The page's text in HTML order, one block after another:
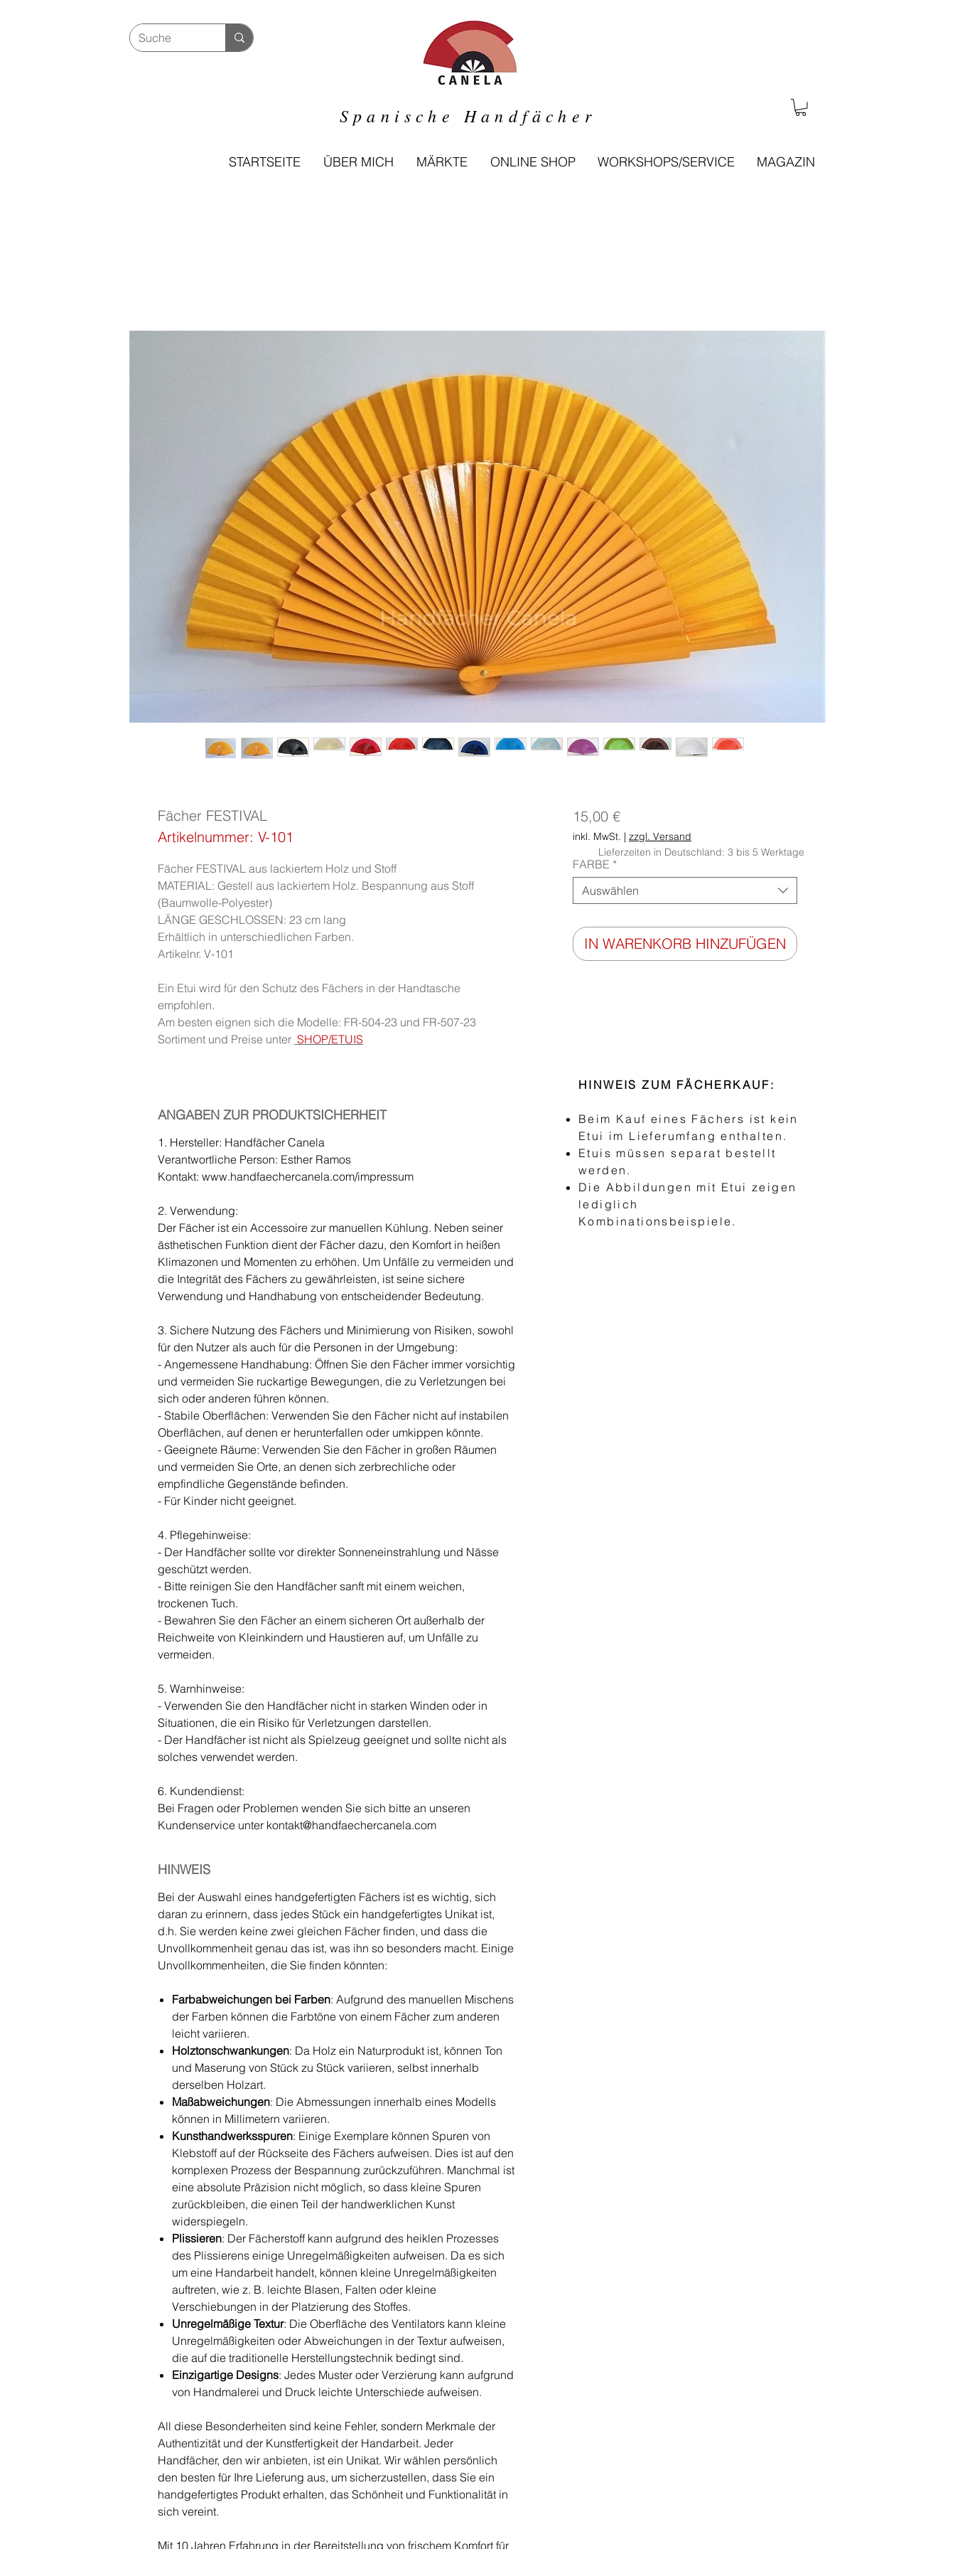
Spanische Handfächer
STARTSEITE ÜBER MICH MÄRKTE ONLINE SHOP WORKSHOPS/SERVICE MAGAZIN
Fächer FESTIVAL
Artikelnummer: V-101
Fächer FESTIVAL aus lackiertem Holz und Stoff
MATERIAL: Gestell aus lackiertem Holz. Bespannung aus Stoff
(Baumwolle-Polyester)
LÄNGE GESCHLOSSEN: 23 cm lang
Erhältlich in unterschiedlichen Farben.
Artikelnr. V-101
Ein Etui wird für den Schutz des Fächers in der Handtasche
empfohlen.
Am besten eignen sich die Modelle: FR-504-23 und FR-507-23
Sortiment und Preise unter SHOP/ETUIS
ANGABEN ZUR PRODUKTSICHERHEIT
1. Hersteller: Handfächer Canela
Verantwortliche Person: Esther Ramos
Kontakt: www.handfaechercanela.com/impressum
2. Verwendung:
Der Fächer ist ein Accessoire zur manuellen Kühlung. Neben seiner
ästhetischen Funktion dient der Fächer dazu, den Komfort in heißen
Klimazonen und Momenten zu erhöhen. Um Unfälle zu vermeiden und
die Integrität des Fächers zu gewährleisten, ist seine sichere
Verwendung und Handhabung von entscheidender Bedeutung.
3. Sichere Nutzung des Fächers und Minimierung von Risiken, sowohl
für den Nutzer als auch für die Personen in der Umgebung:
- Angemessene Handhabung: Öffnen Sie den Fächer immer vorsichtig
und vermeiden Sie ruckartige Bewegungen, die zu Verletzungen bei
sich oder anderen führen können.
- Stabile Oberflächen: Verwenden Sie den Fächer nicht auf instabilen
Oberflächen, auf denen er herunterfallen oder umkippen könnte.
- Geeignete Räume: Verwenden Sie den Fächer in großen Räumen
und vermeiden Sie Orte, an denen sich zerbrechliche oder
empfindliche Gegenstände befinden.
- Für Kinder nicht geeignet.
4. Pflegehinweise:
- Der Handfächer sollte vor direkter Sonneneinstrahlung und Nässe
geschützt werden.
- Bitte reinigen Sie den Handfächer sanft mit einem weichen,
trockenen Tuch.
- Bewahren Sie den Fächer an einem sicheren Ort außerhalb der
Reichweite von Kleinkindern und Haustieren auf, um Unfälle zu
vermeiden.
5. Warnhinweise:
- Verwenden Sie den Handfächer nicht in starken Winden oder in
Situationen, die ein Risiko für Verletzungen darstellen.
- Der Handfächer ist nicht als Spielzeug geeignet und sollte nicht als
solches verwendet werden.
6. Kundendienst:
Bei Fragen oder Problemen wenden Sie sich bitte an unseren
Kundenservice unter kontakt@handfaechercanela.com
HINWEIS
Bei der Auswahl eines handgefertigten Fächers ist es wichtig, sich
daran zu erinnern, dass jedes Stück ein handgefertigtes Unikat ist,
d.h. Sie werden keine zwei gleichen Fächer finden, und dass die
Unvollkommenheit genau das ist, was ihn so besonders macht. Einige
Unvollkommenheiten, die Sie finden könnten:
Farbabweichungen bei Farben: Aufgrund des manuellen Mischens
der Farben können die Farbtöne von einem Fächer zum anderen
leicht variieren.
Holztonschwankungen: Da Holz ein Naturprodukt ist, können Ton
und Maserung von Stück zu Stück variieren, selbst innerhalb
derselben Holzart.
Maßabweichungen: Die Abmessungen innerhalb eines Modells
können in Millimetern variieren.
Kunsthandwerksspuren: Einige Exemplare können Spuren von
Klebstoff auf der Rückseite des Fächers aufweisen. Dies ist auf den
komplexen Prozess der Bespannung zurückzuführen. Manchmal ist
eine absolute Präzision nicht möglich, so dass kleine Spuren
zurückbleiben, die einen Teil der handwerklichen Kunst
widerspiegeln.
Plissieren: Der Fächerstoff kann aufgrund des heiklen Prozesses
des Plissierens einige Unregelmäßigkeiten aufweisen. Da es sich
um eine Handarbeit handelt, können kleine Unregelmäßigkeiten
auftreten, wie z. B. leichte Blasen, Falten oder kleine
Verschiebungen in der Platzierung des Stoffes.
Unregelmäßige Textur: Die Oberfläche des Ventilators kann kleine
Unregelmäßigkeiten oder Abweichungen in der Textur aufweisen,
die auf die traditionelle Herstellungstechnik bedingt sind.
Einzigartige Designs: Jedes Muster oder Verzierung kann aufgrund
von Handmalerei und Druck leichte Unterschiede aufweisen.
All diese Besonderheiten sind keine Fehler, sondern Merkmale der
Authentizität und der Kunstfertigkeit der Handarbeit. Jeder
Handfächer, den wir anbieten, ist ein Unikat. Wir wählen persönlich
den besten für Ihre Lieferung aus, um sicherzustellen, dass Sie ein
handgefertigtes Produkt erhalten, das Schönheit und Funktionalität in
sich vereint.
Mit 10 Jahren Erfahrung in der Bereitstellung von frischem Komfort für
15,00 €Preis
inkl. MwSt. | zzgl. Versand
FARBE *
Auswählen
IN WARENKORB HINZUFÜGEN
Lieferzeiten in Deutschland: 3 bis 5 Werktage
HINWEIS ZUM FÄCHERKAUF:
Beim Kauf eines Fächers ist kein
Etui im Lieferumfang enthalten.
Etuis müssen separat bestellt
werden.
Die Abbildungen mit Etui zeigen
lediglich
Kombinationsbeispiele.